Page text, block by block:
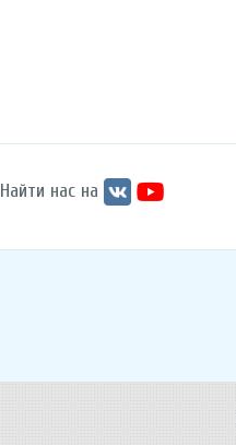
Найти нас на